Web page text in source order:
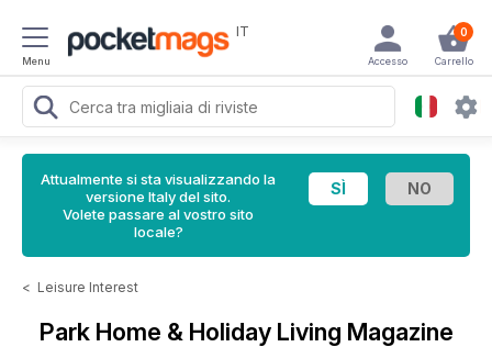
Menu
IT 0
Carrello
Accesso
Attualmente si sta visualizzando la
versione Italy del sito.
Volete passare al vostro sito
locale?
< Leisure Interest
Park Home & Holiday Living Magazine